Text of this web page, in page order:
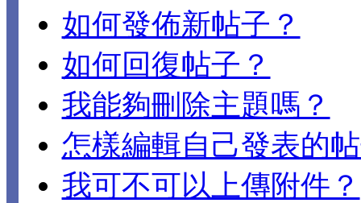
如何發佈新帖子？
如何回復帖子？
我能夠刪除主題嗎？
怎樣編輯自己發表的
我可不可以上傳附件？